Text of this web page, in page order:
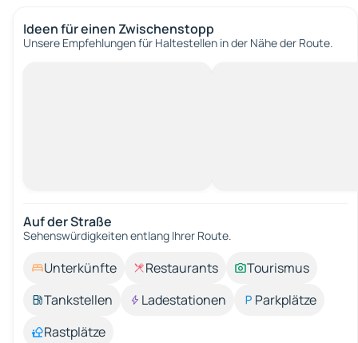
Ideen für einen Zwischenstopp
Unsere Empfehlungen für Haltestellen in der Nähe der Route.
Auf der Straße
Sehenswürdigkeiten entlang Ihrer Route.
Unterkünfte Restaurants
Tourismus
Tankstellen
Ladestationen
Parkplätze
Rastplätze